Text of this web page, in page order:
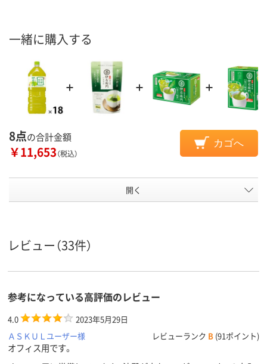
一緒に購入する
8点の合計金額
￥11,653（税込）
カゴへ
開く
レビュー（33件）
参考になっている高評価のレビュー
4.0
2023年5月29日
ＡＳＫＵＬユーザー様
レビューランク B (91ポイント)
オフィス用です。